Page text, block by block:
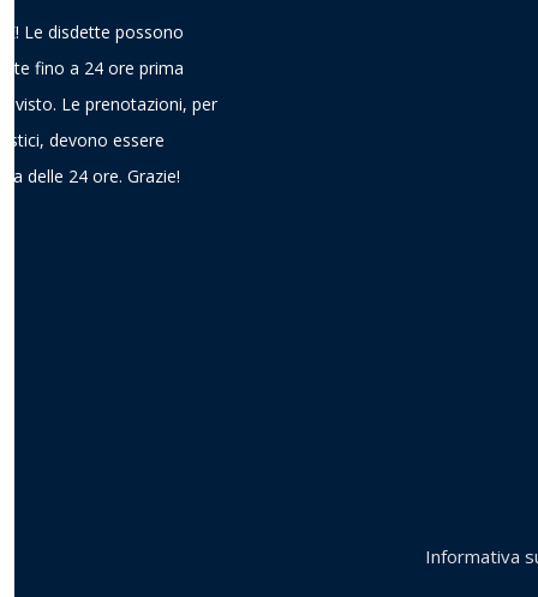
Le disdette possono
fino a 24 ore prima
Le prenotazioni, per
devono essere
delle 24 ore. Grazie!
Informativa